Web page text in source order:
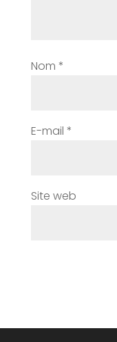
Nom *
E-mail *
Site web